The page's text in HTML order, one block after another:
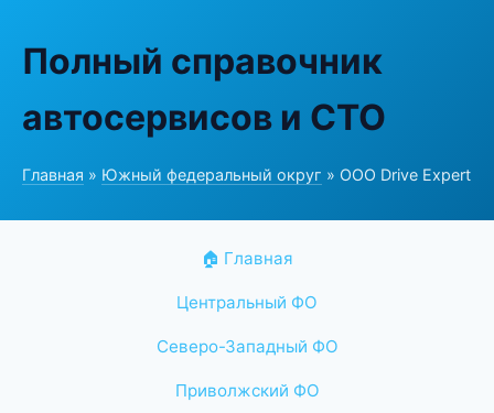
Полный справочник
автосервисов и СТО
Главная » Южный федеральный округ » ООО Drive Expert
🏠 Главная
Центральный ФО
Северо-Западный ФО
Приволжский ФО